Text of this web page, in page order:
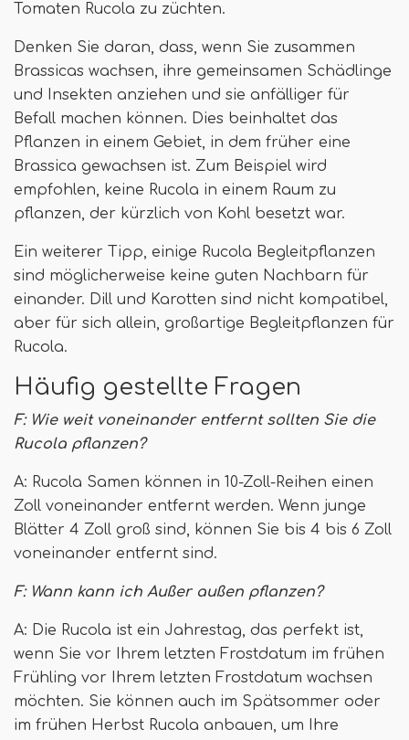
Tomaten Rucola zu züchten.
Denken Sie daran, dass, wenn Sie zusammen
Brassicas wachsen, ihre gemeinsamen Schädlinge
und Insekten anziehen und sie anfälliger für
Befall machen können. Dies beinhaltet das
Pflanzen in einem Gebiet, in dem früher eine
Brassica gewachsen ist. Zum Beispiel wird
empfohlen, keine Rucola in einem Raum zu
pflanzen, der kürzlich von Kohl besetzt war.
Ein weiterer Tipp, einige Rucola Begleitpflanzen
sind möglicherweise keine guten Nachbarn für
einander. Dill und Karotten sind nicht kompatibel,
aber für sich allein, großartige Begleitpflanzen für
Rucola.
Häufig gestellte Fragen
F: Wie weit voneinander entfernt sollten Sie die
Rucola pflanzen?
A: Rucola Samen können in 10-Zoll-Reihen einen
Zoll voneinander entfernt werden. Wenn junge
Blätter 4 Zoll groß sind, können Sie bis 4 bis 6 Zoll
voneinander entfernt sind.
F: Wann kann ich Außer außen pflanzen?
A: Die Rucola ist ein Jahrestag, das perfekt ist,
wenn Sie vor Ihrem letzten Frostdatum im frühen
Frühling vor Ihrem letzten Frostdatum wachsen
möchten. Sie können auch im Spätsommer oder
im frühen Herbst Rucola anbauen, um Ihre